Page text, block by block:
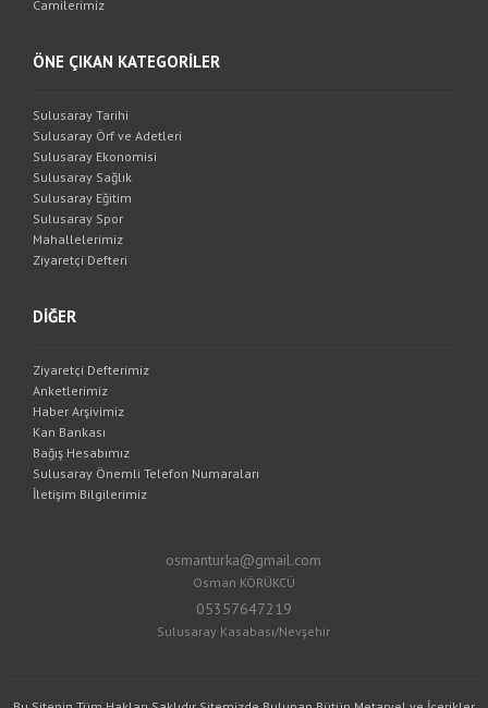
Camilerimiz
ÖNE ÇIKAN KATEGORİLER
Sulusaray Tarihi
Sulusaray Örf ve Adetleri
Sulusaray Ekonomisi
Sulusaray Sağlık
Sulusaray Eğitim
Sulusaray Spor
Mahallelerimiz
Ziyaretçi Defteri
DİĞER
Ziyaretçi Defterimiz
Anketlerimiz
Haber Arşivimiz
Kan Bankası
Bağış Hesabımız
Sulusaray Önemli Telefon Numaraları
İletişim Bilgilerimiz
osmanturka@gmail.com
Osman KÖRÜKCÜ
05357647219
Sulusaray Kasabası/Nevşehir